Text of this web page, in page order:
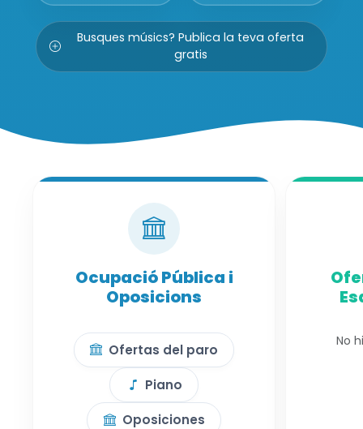
Busques músics? Publica la teva oferta
gratis
Ocupació Pública i
Oposicions
Ofertas del paro
Piano
Oposiciones
No